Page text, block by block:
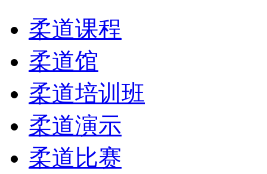
柔道课程
柔道馆
柔道培训班
柔道演示
柔道比赛